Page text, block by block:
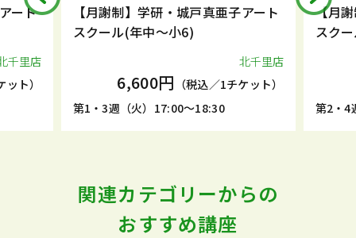
ート
千里店
ト）
【月謝制】学研・城戸真亜子アート
スクール(年中～小6)
北千里店
6,600円 （税込／1チケット）
第1・3週（火）17:00～18:30
【月
スク
第2・4
関連カテゴリーからの
おすすめ講座